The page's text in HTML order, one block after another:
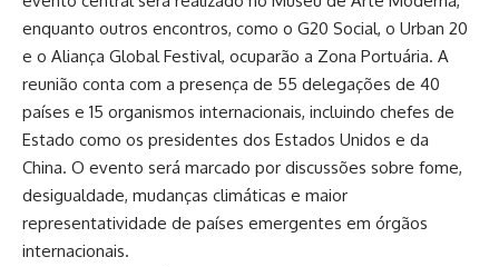
enquanto outros encontros, como o G20 Social, o Urban 20
e o Aliança Global Festival, ocuparão a Zona Portuária. A
reunião conta com a presença de 55 delegações de 40
países e 15 organismos internacionais, incluindo chefes de
Estado como os presidentes dos Estados Unidos e da
China. O evento será marcado por discussões sobre fome,
desigualdade, mudanças climáticas e maior
representatividade de países emergentes em órgãos
internacionais.